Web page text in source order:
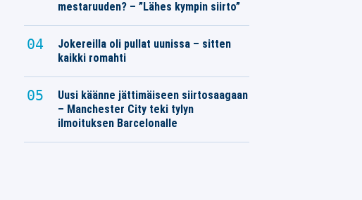
mestaruuden? – ”Lähes kympin siirto”
Jokereilla oli pullat uunissa – sitten
kaikki romahti
Uusi käänne jättimäiseen siirtosaagaan
– Manchester City teki tylyn
ilmoituksen Barcelonalle